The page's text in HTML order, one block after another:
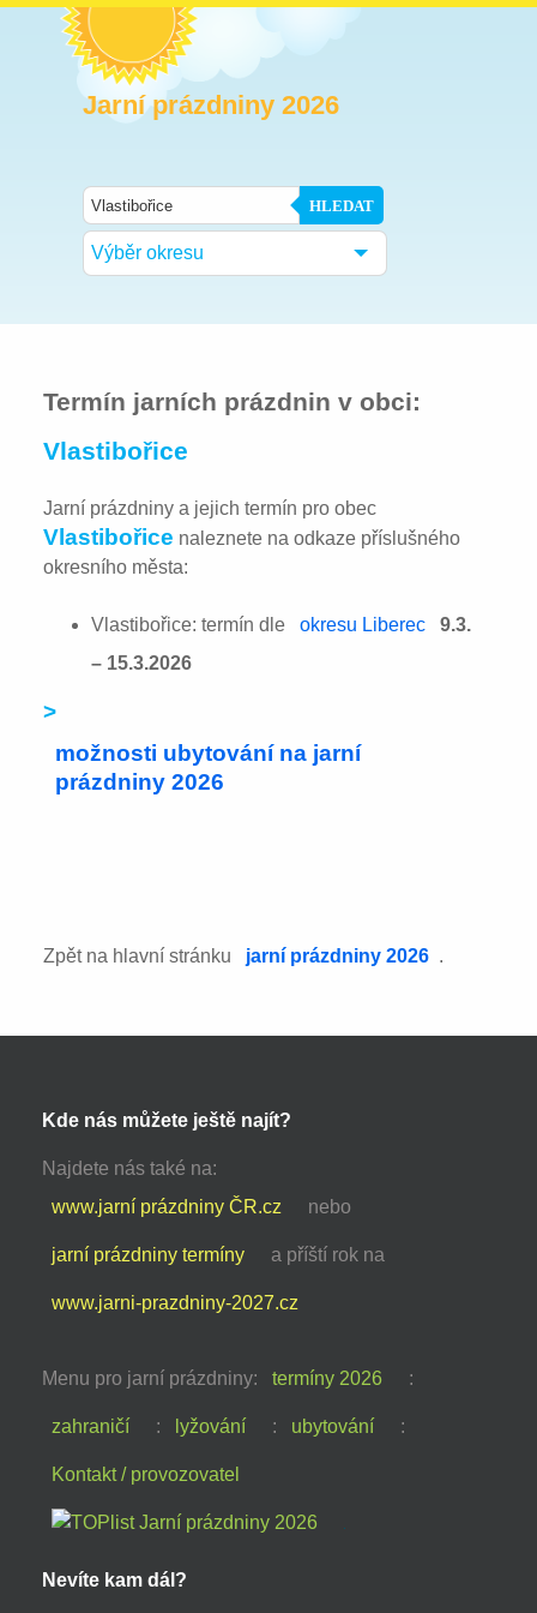
Jarní prázdniny 2026
HLEDAT
Výběr okresu
Termín jarních prázdnin v obci:
Vlastibořice
Jarní prázdniny a jejich termín pro obec
Vlastibořice naleznete na odkaze příslušného
okresního města:
Vlastibořice: termín dle okresu Liberec
9.3.
– 15.3.2026
>
možnosti ubytování na jarní
prázdniny 2026
Zpět na hlavní stránku jarní prázdniny 2026 .
Kde nás můžete ještě najít?
Najdete nás také na:
www.jarní prázdniny ČR.cz
nebo
jarní prázdniny termíny a příští rok na
www.jarni-prazdniny-2027.cz
Menu pro jarní prázdniny: termíny 2026 :
zahraničí : lyžování : ubytování :
Kontakt / provozovatel
Nevíte kam dál?